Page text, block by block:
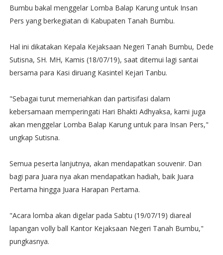
Bumbu bakal menggelar Lomba Balap Karung untuk Insan
Pers yang berkegiatan di Kabupaten Tanah Bumbu.
Hal ini dikatakan Kepala Kejaksaan Negeri Tanah Bumbu, Dede
Sutisna, SH. MH, Kamis (18/07/19), saat ditemui lagi santai
bersama para Kasi diruang Kasintel Kejari Tanbu.
"Sebagai turut memeriahkan dan partisifasi dalam
kebersamaan memperingati Hari Bhakti Adhyaksa, kami juga
akan menggelar Lomba Balap Karung untuk para Insan Pers,"
ungkap Sutisna.
Semua peserta lanjutnya, akan mendapatkan souvenir. Dan
bagi para Juara nya akan mendapatkan hadiah, baik Juara
Pertama hingga Juara Harapan Pertama.
"Acara lomba akan digelar pada Sabtu (19/07/19) diareal
lapangan volly ball Kantor Kejaksaan Negeri Tanah Bumbu,"
pungkasnya.